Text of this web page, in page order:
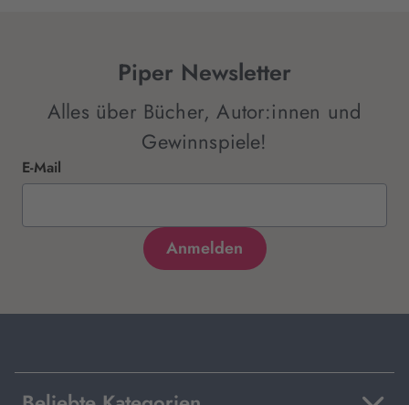
Piper Newsletter
Alles über Bücher, Autor:innen und
Gewinnspiele!
E-Mail